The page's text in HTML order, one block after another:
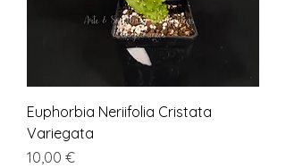
Euphorbia Neriifolia Cristata
Variegata
Preço
10,00 €